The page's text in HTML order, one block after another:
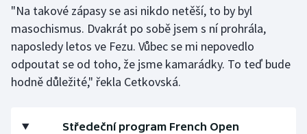
Lyže a snowboard
Moderní pětiboj
Motorsport
"Na takové zápasy se asi nikdo netěší, to by byl
masochismus. Dvakrát po sobě jsem s ní prohrála,
naposledy letos ve Fezu. Vůbec se mi nepovedlo
odpoutat se od toho, že jsme kamarádky. To teď bude
hodně důležité," řekla Cetkovská.
Středeční program French Open